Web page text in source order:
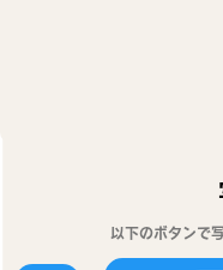
以下のボタンで